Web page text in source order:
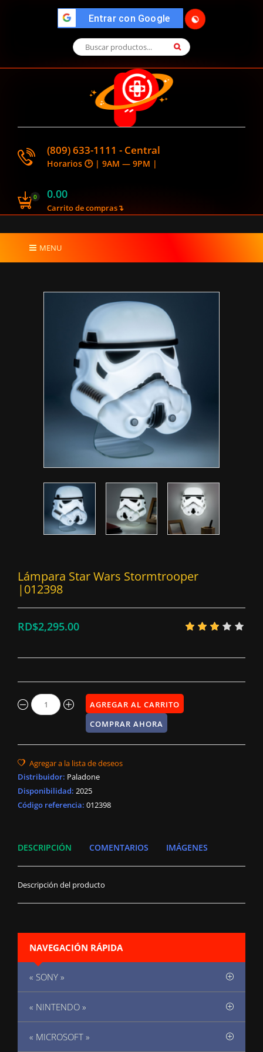
Entrar con Google 🌓
(809) 633-1111 - Central
Horarios 🕑 | 9AM — 9PM |
0 0.00
Carrito de compras↴
MENU
Lámpara Star Wars Stormtrooper
|012398
RD$2,295.00
Distribuidor: Paladone
Disponibilidad: 2025
Código referencia: 012398
DESCRIPCIÓN COMENTARIOS IMÁGENES
Descripción del producto
NAVEGACIÓN RÁPIDA
« SONY »
« NINTENDO »
« MICROSOFT »